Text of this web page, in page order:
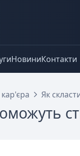
НовиниКонтакти
Як